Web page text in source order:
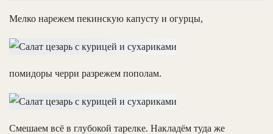
Мелко нарежем пекинскую капусту и огурцы,
помидоры черри разрежем пополам.
Смешаем всё в глубокой тарелке. Накладём туда же